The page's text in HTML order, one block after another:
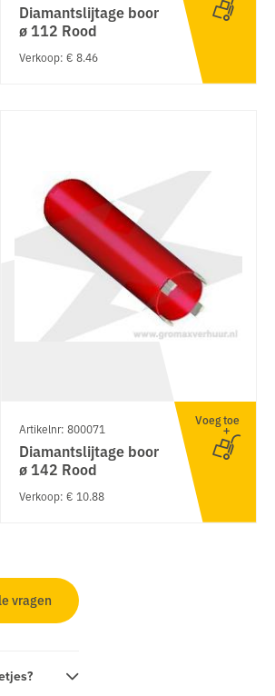
Diamantslijtage boor
ø 112 Rood
Verkoop: € 8.46
Artikelnr: 800071
Diamantslijtage boor
ø 142 Rood
Verkoop: € 10.88
Voeg toe
vragen